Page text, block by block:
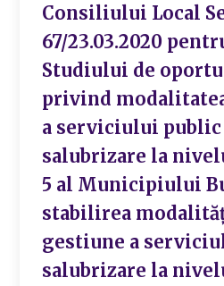
Consiliului Local
67/23.03.2020
Studiului de
privind
a serviciului public
salubrizare la
5 al Municipiului
stabilirea
gestiune a
salubrizare la